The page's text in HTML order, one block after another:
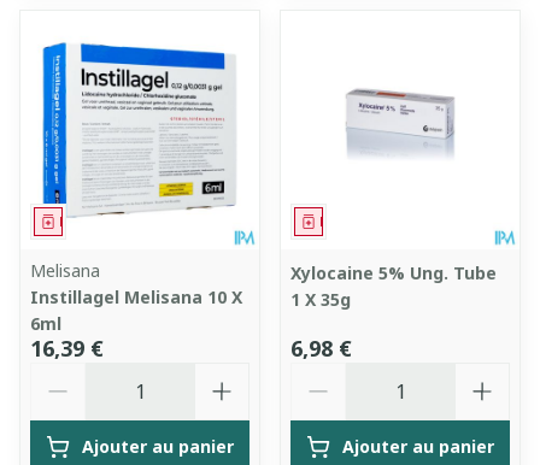
Médicament
Melisana
Instillagel Melisana 10 X
6ml
16,39 €
Ajouter au panier
Médicament
Xylocaine 5% Ung. Tube
1 X 35g
6,98 €
Ajouter au panier